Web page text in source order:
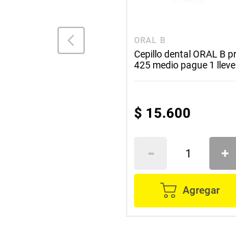
dental ORAL B
ORAL B
Cepillo dental ORAL B pro
425 medio pague 1 lleve
$ 15.600
Agregar